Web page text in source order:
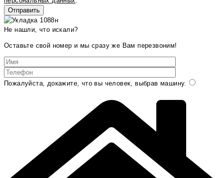
Не нашли, что искали?
Оставьте свой номер и мы сразу же Вам перезвоним!
Пожалуйста, докажите, что вы человек, выбрав машину.